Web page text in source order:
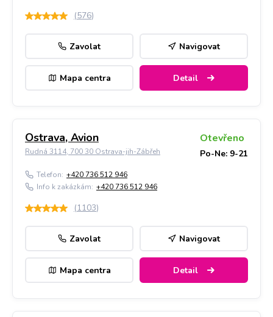
(576)
Zavolat Navigovat
Mapa centra Detail
Ostrava, Avion
Rudná 3114, 700 30 Ostrava-jih-Zábřeh
Otevřeno
Po-Ne: 9-21
Telefon: +420 736 512 946
Info k zakázkám: +420 736 512 946
(1103)
Zavolat Navigovat
Mapa centra Detail